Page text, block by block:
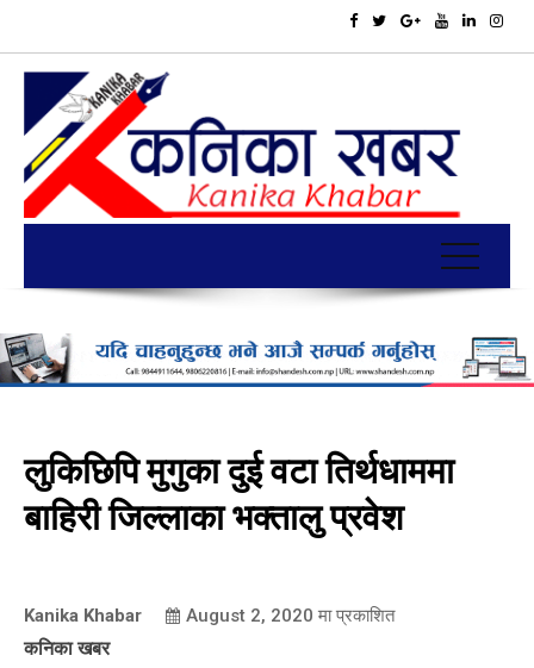
लुकिछिपि मुगुका दुई वटा तिर्थधाममा
बाहिरी जिल्लाका भक्तालु प्रवेश
Kanika Khabar August 2, 2020 मा प्रकाशित
कनिका खबर